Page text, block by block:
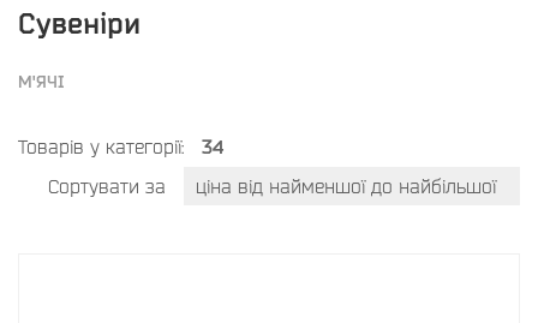
Сувенiри
М'ЯЧІ
Товарів у категорії:
34
Сортувати за
ціна від найменшої до найбільшої